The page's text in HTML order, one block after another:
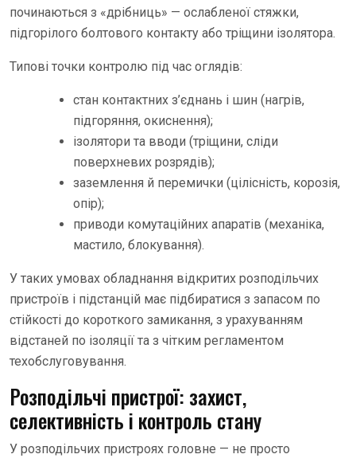
починаються з «дрібниць» — ослабленої стяжки,
підгорілого болтового контакту або тріщини ізолятора.
Типові точки контролю під час оглядів:
стан контактних з’єднань і шин (нагрів,
підгоряння, окиснення);
ізолятори та вводи (тріщини, сліди
поверхневих розрядів);
заземлення й перемички (цілісність, корозія,
опір);
приводи комутаційних апаратів (механіка,
мастило, блокування).
У таких умовах обладнання відкритих розподільчих
пристроїв і підстанцій має підбиратися з запасом по
стійкості до короткого замикання, з урахуванням
відстаней по ізоляції та з чітким регламентом
техобслуговування.
Розподільчі пристрої: захист,
селективність і контроль стану
У розподільчих пристроях головне — не просто